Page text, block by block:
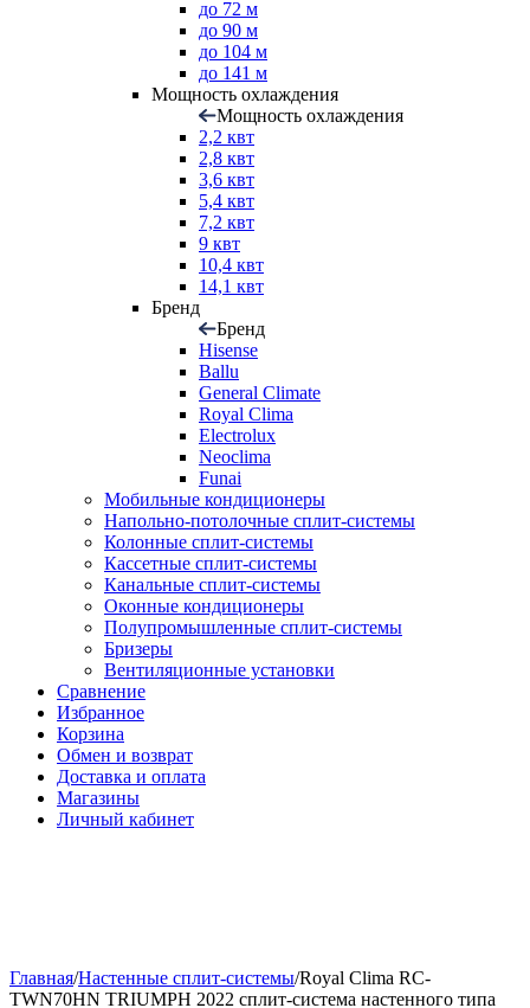
до 72 м
до 90 м
до 104 м
до 141 м
Мощность охлаждения
Мощность охлаждения
2,2 квт
2,8 квт
3,6 квт
5,4 квт
7,2 квт
9 квт
10,4 квт
14,1 квт
Бренд
Бренд
Hisense
Ballu
General Climate
Royal Clima
Electrolux
Neoclima
Funai
Мобильные кондиционеры
Напольно-потолоч​ные ​сплит-системы
Колонные ​​сплит-системы
Кассетные сплит-системы
Канальные сплит-системы
Оконные кондиционеры
Полупромышленные сплит-системы
Бризеры
Вентиляционные установки
Сравнение
Избранное
Корзина
Обмен и возврат
Доставка и оплата
Магазины
Личный кабинет
Главная/Настенные сплит-системы/Royal Clima RC-
TWN70HN TRIUMPH 2022 сплит-система настенного типа